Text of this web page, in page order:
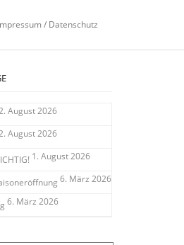
/ Datenschutz
August 2026
August 2026
1. August 2026
6. März 2026
6. März 2026